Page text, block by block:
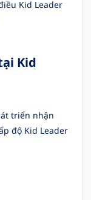
Kid Leader
Kid
triển nhận
độ Kid Leader